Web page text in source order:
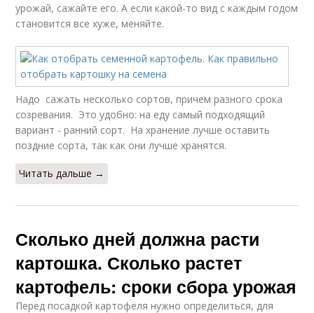
урожай, сажайте его. А если какой-то вид с каждым годом
становится все хуже, меняйте.
Надо сажать несколько сортов, причем разного срока
созревания. Это удобно: на еду самый подходящий
вариант - ранний сорт. На хранение лучше оставить
поздние сорта, так как они лучше хранятся.
Читать дальше →
Сколько дней должна расти
картошка. Сколько растет
картофель: сроки сбора урожая
Перед посадкой картофеля нужно определиться, для